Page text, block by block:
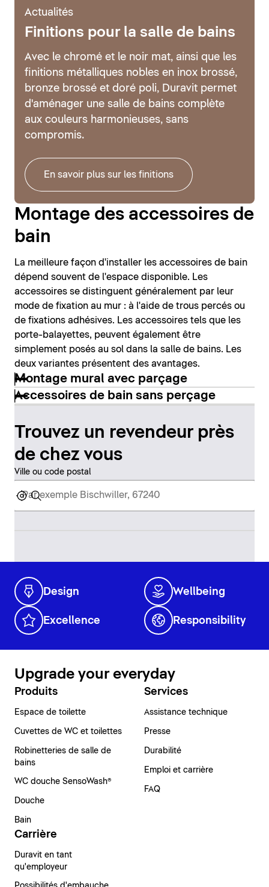
Actualités
Finitions pour la salle de bains
Avec le chromé et le noir mat, ainsi que les
finitions métalliques nobles en inox brossé,
bronze brossé et doré poli, Duravit permet
d'aménager une salle de bains complète
aux couleurs harmonieuses, sans
compromis.
En savoir plus sur les finitions
Montage des accessoires de
bain
La meilleure façon d'installer les accessoires de bain
dépend souvent de l'espace disponible. Les
accessoires se distinguent généralement par leur
mode de fixation au mur : à l'aide de trous percés ou
de fixations adhésives. Les accessoires tels que les
porte-balayettes, peuvent également être
simplement posés au sol dans la salle de bains. Les
deux variantes présentent des avantages.
Montage mural avec parçage
Accessoires de bain sans perçage
Trouvez un revendeur près
de chez vous
Ville ou code postal
Design Wellbeing
Excellence Responsibility
Upgrade your everyday
Produits
Espace de toilette
Cuvettes de WC et toilettes
Robinetteries de salle de
bains
WC douche SensoWash®
Douche
Bain
Services
Assistance technique
Presse
Durabilité
Emploi et carrière
FAQ
Carrière
Duravit en tant
qu'employeur